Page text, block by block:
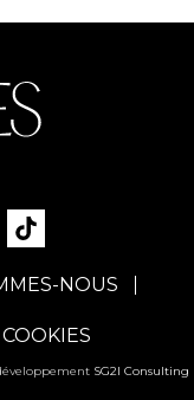
NOUS
COOKIES
SG2I Consulting